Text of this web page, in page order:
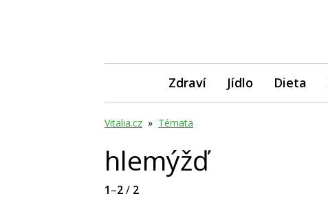
Zdraví Jídlo Dieta
Vitalia.cz » Témata
hlemýžď
1–2/ 2